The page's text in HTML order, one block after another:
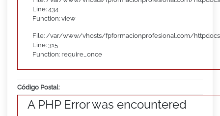
Line: 434
Function: view
File: /var/www/vhosts/fpformacionprofesional.com/
Line: 315
Function: require_once
Código Postal:
A PHP Error was encountered